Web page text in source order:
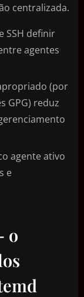
centralizada.
SSH definir
agentes
(por
GPG) reduz
agente ativo
e
o